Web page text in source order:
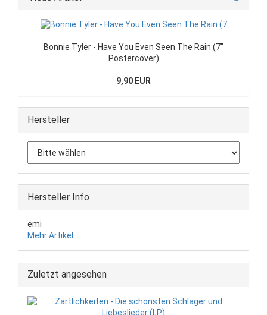
Bonnie Tyler - Have You Even Seen The Rain (7"
Postercover)
9,90 EUR
Hersteller
Hersteller Info
emi
Mehr Artikel
Zuletzt angesehen